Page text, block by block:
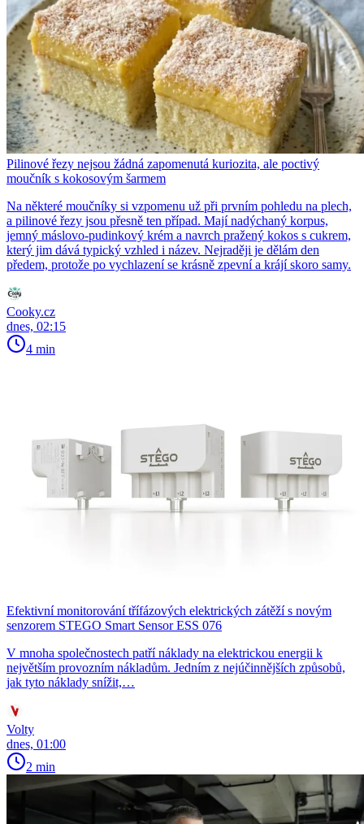
Pilinové řezy nejsou žádná zapomenutá kuriozita, ale poctivý
moučník s kokosovým šarmem
Na některé moučníky si vzpomenu už při prvním pohledu na plech,
a pilinové řezy jsou přesně ten případ. Mají nadýchaný korpus,
jemný máslovo-pudinkový krém a navrch pražený kokos s cukrem,
který jim dává typický vzhled i název. Nejraději je dělám den
předem, protože po vychlazení se krásně zpevní a krájí skoro samy.
Cooky.cz
dnes, 02:15
4 min
Efektivní monitorování třífázových elektrických zátěží s novým
senzorem STEGO Smart Sensor ESS 076
V mnoha společnostech patří náklady na elektrickou energii k
největším provozním nákladům. Jedním z nejúčinnějších způsobů,
jak tyto náklady snížit,…
Volty
dnes, 01:00
2 min